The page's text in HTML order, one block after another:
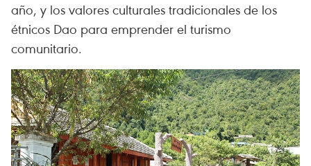
año, y los valores culturales tradicionales de los
étnicos Dao para emprender el turismo
comunitario.